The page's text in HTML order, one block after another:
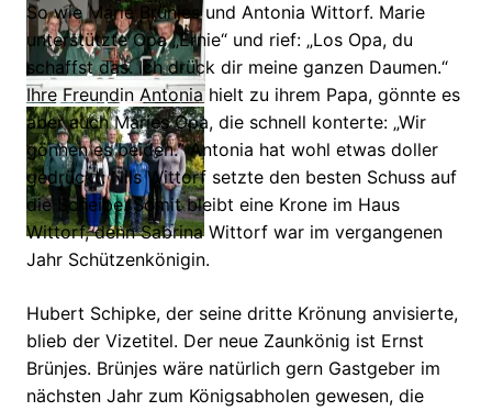
So wie Marie Brünjes und Antonia Wittorf. Marie
unterstützte Opa „Ernie“ und rief: „Los Opa, du
schaffst das. Ich drück dir meine ganzen Daumen.“
Ihre Freundin Antonia hielt zu ihrem Papa, gönnte es
aber auch Maries Opa, die schnell konterte: „Wir
gönnen es beiden.“ Antonia hat wohl etwas doller
gedrückt: Nils Wittorf setzte den besten Schuss auf
die Scheibe. Somit bleibt eine Krone im Haus
Wittorf, denn Sabrina Wittorf war im vergangenen
Jahr Schützenkönigin.
Hubert Schipke, der seine dritte Krönung anvisierte,
blieb der Vizetitel. Der neue Zaunkönig ist Ernst
Brünjes. Brünjes wäre natürlich gern Gastgeber im
nächsten Jahr zum Königsabholen gewesen, die